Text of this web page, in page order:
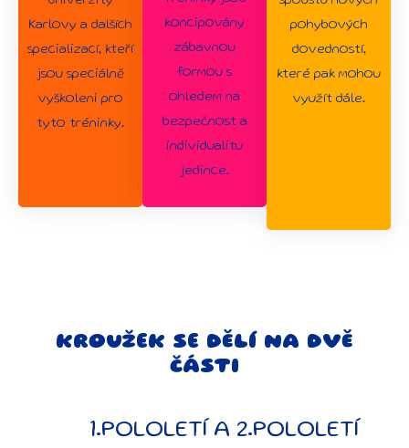
Karlovy a dalších
specializací, kteří
jsou speciálně
vyškoleni pro
tyto tréninky.
koncipovány
zábavnou
formou s
ohledem na
bezpečnost a
individualitu
jedince.
pohybových
dovedností,
které pak mohou
využít dále.
KROUŽEK SE DĚLÍ NA DVĚ
ČÁSTI
1.POLOLETÍ A 2.POLOLETÍ